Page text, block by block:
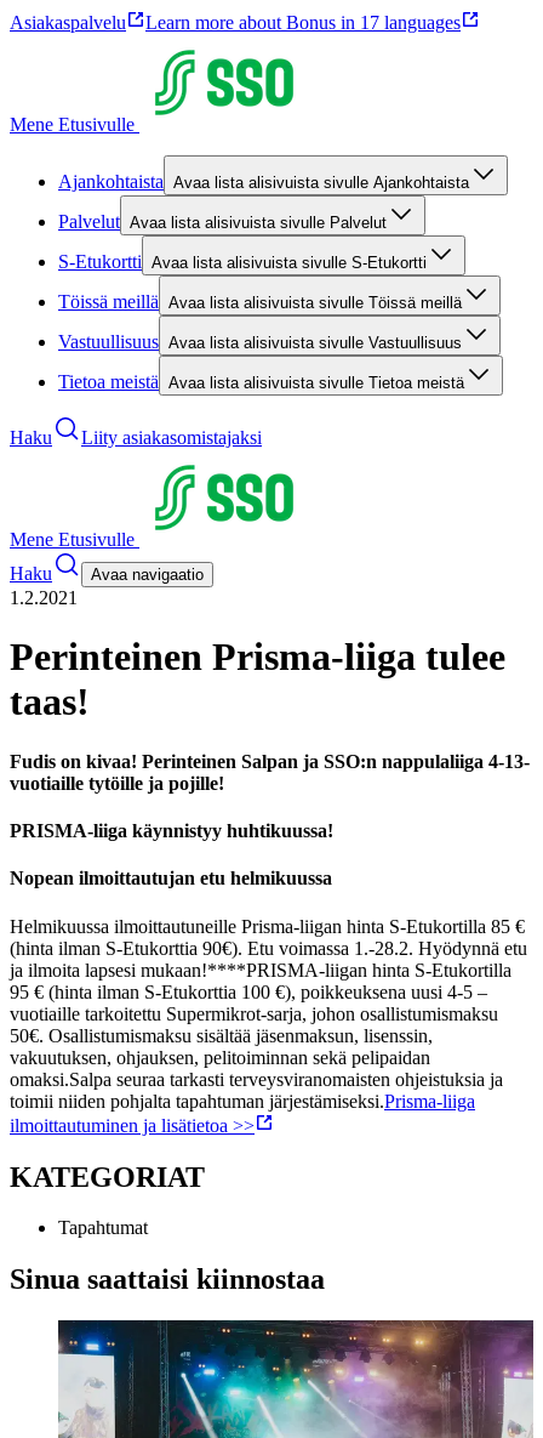
Asiakaspalvelu Learn more about Bonus in 17 languages
Mene Etusivulle
Ajankohtaista Avaa lista alisivuista sivulle Ajankohtaista
Palvelut Avaa lista alisivuista sivulle Palvelut
S-Etukortti Avaa lista alisivuista sivulle S-Etukortti
Töissä meillä Avaa lista alisivuista sivulle Töissä meillä
Vastuullisuus Avaa lista alisivuista sivulle Vastuullisuus
Tietoa meistä Avaa lista alisivuista sivulle Tietoa meistä
Haku Liity asiakasomistajaksi
Mene Etusivulle
Haku
Avaa navigaatio
1.2.2021
Perinteinen Prisma-liiga tulee
taas!
Fudis on kivaa! Perinteinen Salpan ja SSO:n nappulaliiga 4-13-
vuotiaille tytöille ja pojille!
PRISMA-liiga käynnistyy huhtikuussa!
Nopean ilmoittautujan etu helmikuussa
Helmikuussa ilmoittautuneille Prisma-liigan hinta S-Etukortilla 85 €
(hinta ilman S-Etukorttia 90€). Etu voimassa 1.-28.2. Hyödynnä etu
ja ilmoita lapsesi mukaan!****PRISMA-liigan hinta S-Etukortilla
95 € (hinta ilman S-Etukorttia 100 €), poikkeuksena uusi 4-5 –
vuotiaille tarkoitettu Supermikrot-sarja, johon osallistumismaksu
50€. Osallistumismaksu sisältää jäsenmaksun, lisenssin,
vakuutuksen, ohjauksen, pelitoiminnan sekä pelipaidan
omaksi.Salpa seuraa tarkasti terveysviranomaisten ohjeistuksia ja
toimii niiden pohjalta tapahtuman järjestämiseksi.Prisma-liiga
ilmoittautuminen ja lisätietoa >>
KATEGORIAT
Tapahtumat
Sinua saattaisi kiinnostaa